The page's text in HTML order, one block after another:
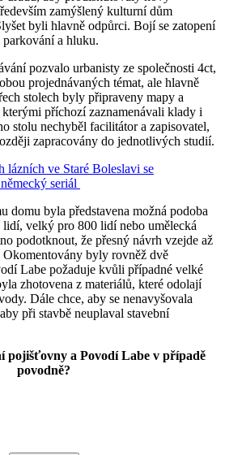
zamýšlený kulturní dům
byli hlavně odpůrci. Bojí se zatopení
parkování a hluku.
pozvalo urbanisty ze společnosti 4ct,
projednávaných témat, ale hlavně
stolech byly připraveny mapy a
příchozí zaznamenávali klady i
stolu nechyběl facilitátor a zapisovatel,
zapracovány do jednotlivých studií.
lázních ve Staré Boleslavi se
seriál
domu byla představena možná podoba
velký pro 800 lidí nebo umělecká
podotknout, že přesný návrh vzejde až
Okomentovány byly rovněž dvě
Labe požaduje kvůli případné velké
zhotovena z materiálů, které odolají
Dále chce, aby se nenavyšovala
při stavbě neuplaval stavební
pojišťovny a Povodí Labe v případě
povodně?